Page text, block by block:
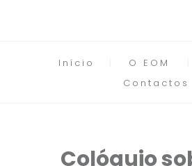
Início O EOM
Contactos
Colóquio